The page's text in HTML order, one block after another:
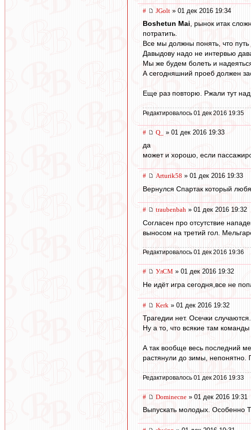
# JGolt » 01 дек 2016 19:34
Boshetun Mai, рынок итак
потратить.
Все мы должны понять, что
Давыдову надо не интервью
Мы же будем болеть и
А сегодняшний проеб должен
Еще раз повторю. Ржали тут
Редактировалось 01 дек 2016 19:35
# Q_ » 01 дек 2016 19:33
да
может и хорошо, если
# Arturik58 » 01 дек 2016 19:33
Вернулся Спартак который
# traubenbah » 01 дек 2016 19:32
Согласен про отсутствие
выносом на третий гол.
Редактировалось 01 дек 2016 19:36
# УлСМ » 01 дек 2016 19:32
Не идёт игра сегодня,все не
# Kerk » 01 дек 2016 19:32
Трагедии нет. Осечки
Ну а то, что всякие там
А так вообще весь последний
растянули до зимы,
Редактировалось 01 дек 2016 19:33
# Dominecne » 01 дек 2016 19:31
Выпускать молодых. Особенно